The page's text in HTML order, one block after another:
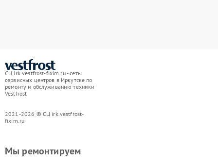
СЦ irk.vestfrost-fixim.ru - сеть
сервисных центров в Иркутске по
ремонту и обслуживанию техники
Vestfrost
2021-2026 © СЦ irk.vestfrost-
fixim.ru
Мы ремонтируем